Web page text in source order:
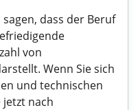
dass der Beruf
von
Wenn Sie sich
und technischen
jetzt nach